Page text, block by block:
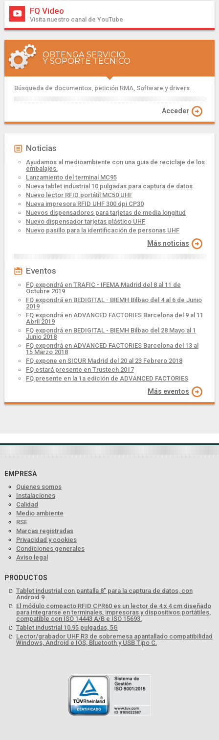
FQ Video
Visita nuestro canal de YouTube
OBTENGA SERVICIO
Y SOPORTE TÉCNICO
Búsqueda de documentos, petición RMA, Software y drivers...
Acceder
Noticias
Ayudamos al medioambiente con una guia de reciclaje de los
embalajes.
Lanzamiento del terminal MC95
Nueva tablet industrial 10 pulgadas para captura de datos
Nuevo lector RFID portátil MC50 UHF
Nueva impresora RFID UHF 300 dpi CP30
Nuevos dispensadores para tarjetas de media longitud
Nuevo dispensador tarjetas plástico UHF
Nuevo pasillo para la identificación de personas UHF
Más noticias
Eventos
FQ expondrá en TRAFIC - IFEMA Madrid del 8 al 11 de
Octubre 2019
FQ expondrá en BEDIGITAL - BIEMH Bilbao del 4 al 6 de Junio
2019
FQ expondrá en ADVANCED FACTORIES Barcelona del 9 al 11
Abril 2019
FQ expondrá en BEDIGITAL - BIEMH Bilbao del 28 Mayo al 1
Junio 2018
FQ expondrá en ADVANCED FACTORIES Barcelona del 13 al
15 Marzo 2018
FQ expone en SICUR Madrid del 20 al 23 Febrero 2018
FQ estará presente en Trustech 2017
FQ presente en la 1a edición de ADVANCED FACTORIES
Más eventos
EMPRESA
Quienes somos
Instalaciones
Calidad
Medio ambiente
RSE
Marcas registradas
Privacidad y cookies
Condiciones generales
Aviso legal
PRODUCTOS
Tablet industrial con pantalla 8" para la captura de datos, con
Android 9
El módulo compacto RFID CPR60 es un lector de 4 x 4 cm diseñado
para integrarse en terminales, impresoras y dispositivos portátiles,
compatible con ISO 14443 A/B e ISO 15693.
Tablet industrial 10.95 pulgadas, 5G
Lector/grabador UHF R3 de sobremesa apantallado compatibilidad
Windows, Android e IOS, Bluetooth y USB Tipo C.